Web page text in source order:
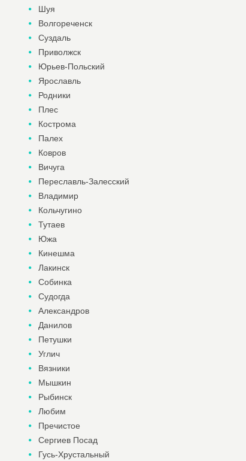
Шуя
Волгореченск
Суздаль
Приволжск
Юрьев-Польский
Ярославль
Родники
Плес
Кострома
Палех
Ковров
Вичуга
Переславль-Залесский
Владимир
Кольчугино
Тутаев
Южа
Кинешма
Лакинск
Собинка
Судогда
Александров
Данилов
Петушки
Углич
Вязники
Мышкин
Рыбинск
Любим
Пречистое
Сергиев Посад
Гусь-Хрустальный